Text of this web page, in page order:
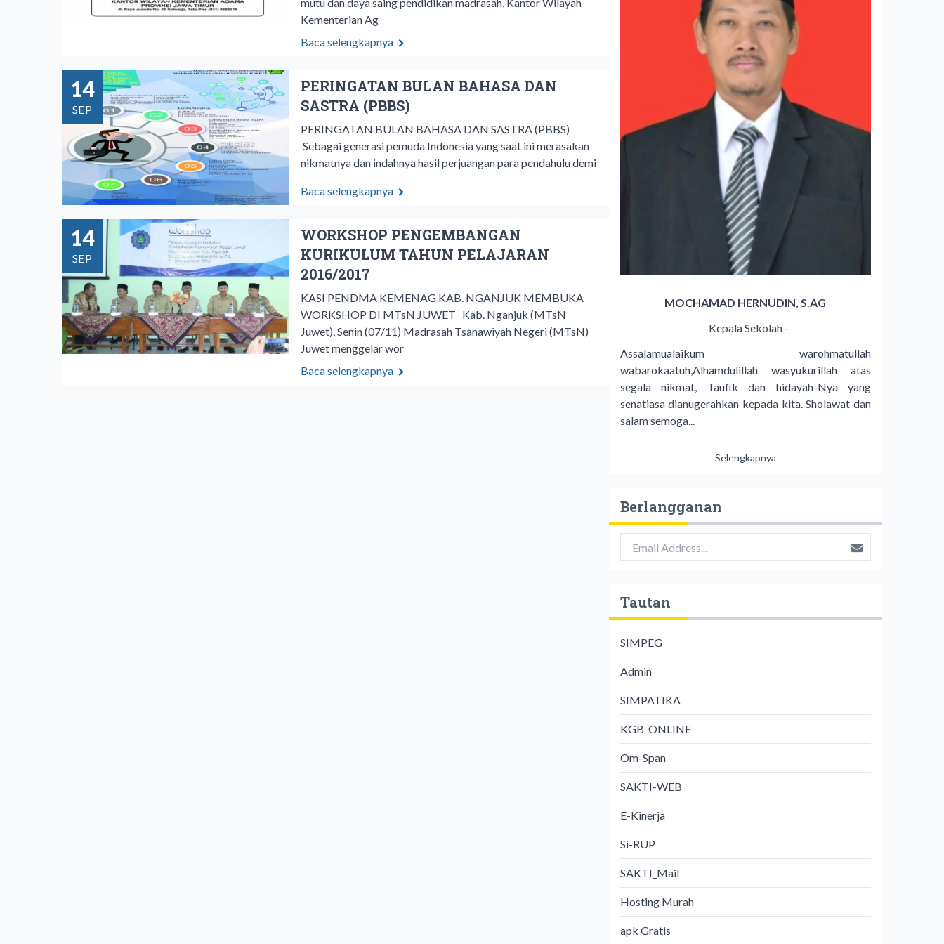
Kementerian Ag
Baca selengkapnya
14
SEP
PERINGATAN BULAN BAHASA DAN
SASTRA (PBBS)
PERINGATAN BULAN BAHASA DAN SASTRA (PBBS)
Sebagai generasi pemuda Indonesia yang saat ini merasakan
nikmatnya dan indahnya hasil perjuangan para pendahulu demi
Baca selengkapnya
14
SEP
WORKSHOP PENGEMBANGAN
KURIKULUM TAHUN PELAJARAN
2016/2017
KASI PENDMA KEMENAG KAB. NGANJUK MEMBUKA
WORKSHOP DI MTsN JUWET Kab. Nganjuk (MTsN
Juwet), Senin (07/11) Madrasah Tsanawiyah Negeri (MTsN)
Juwet menggelar wor
Baca selengkapnya
MOCHAMAD HERNUDIN, S.AG
- Kepala Sekolah -
Assalamualaikum warohmatullah
wabarokaatuh,Alhamdulillah wasyukurillah atas
segala nikmat, Taufik dan hidayah-Nya yang
senatiasa dianugerahkan kepada kita. Sholawat dan
salam semoga...
Selengkapnya
Berlangganan
Tautan
SIMPEG
Admin
SIMPATIKA
KGB-ONLINE
Om-Span
SAKTI-WEB
E-Kinerja
Si-RUP
SAKTI_Mail
Hosting Murah
apk Gratis